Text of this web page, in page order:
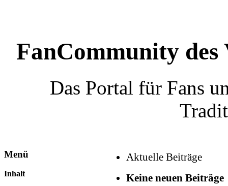
FanCommunity des
Das Portal für Fans
Menü
Inhalt
Aktuelle Beiträge
Keine neuen Beiträge